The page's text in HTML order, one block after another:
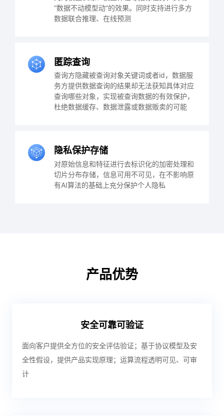
“数据不动模型动”的效果。同时支持进行多方
数据联合推理、在线预测
匿踪查询
查询方隐藏被查询对象关键词或者id，数据服
务方提供数据查询的结果却无法获知具体对应
查询哪些对象，实现被查询数据的有效保护，
杜绝数据缓存、数据泄露或数据贩卖的可能
隐私保护存储
对原始信息和特征进行去标识化的加密处理和
切片分布存储，信息可用不可见，在不影响原
有AI算法的基础上充分保护个人隐私
产品优势
安全可靠可验证
面向客户提供全方位的安全评估验证；基于协议模型及安
全性假设，提供产品实现原理；运算流程透明可见、可审
计